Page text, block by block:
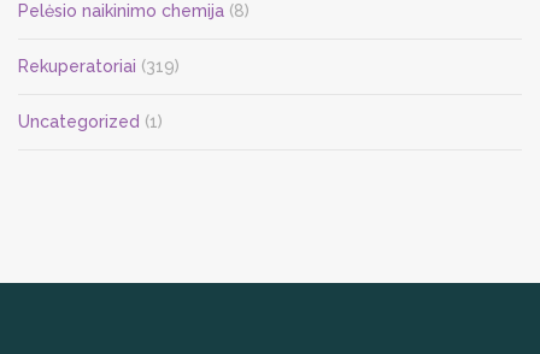
Pelėsio naikinimo chemija (8)
Rekuperatoriai (319)
Uncategorized (1)